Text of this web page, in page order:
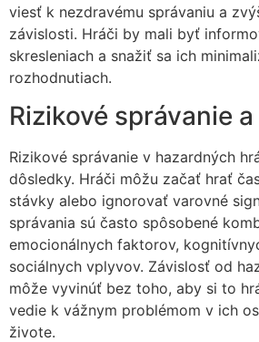
viesť k nezdravému správaniu a
závislosti. Hráči by mali byť
skresleniach a snažiť sa ich
rozhodnutiach.
Rizikové správanie
Rizikové správanie v hazardných
dôsledky. Hráči môžu začať hrať
stávky alebo ignorovať varovné
správania sú často spôsobené
emocionálnych faktorov,
sociálnych vplyvov. Závislosť od
môže vyvinúť bez toho, aby si to
vedie k vážnym problémom v ich
živote.